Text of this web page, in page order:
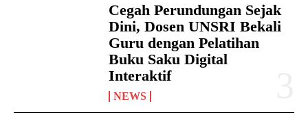
Cegah Perundungan Sejak
Dini, Dosen UNSRI Bekali
Guru dengan Pelatihan
Buku Saku Digital
Interaktif
NEWS